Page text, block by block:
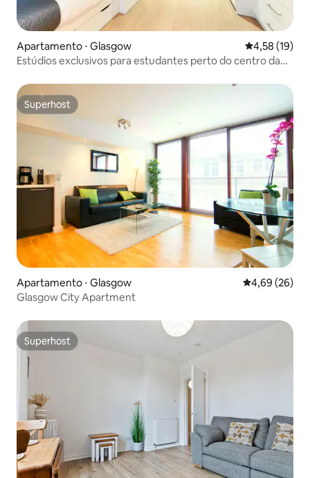
Apartamento ⋅ Glasgow 4,58 de uma
4,58 (19)
Estúdios exclusivos para estudantes perto do centro da
Superhost
Superhost
Apartamento ⋅ Glasgow 4,69 de uma
4,69 (26)
Glasgow City Apartment
Superhost
Superhost